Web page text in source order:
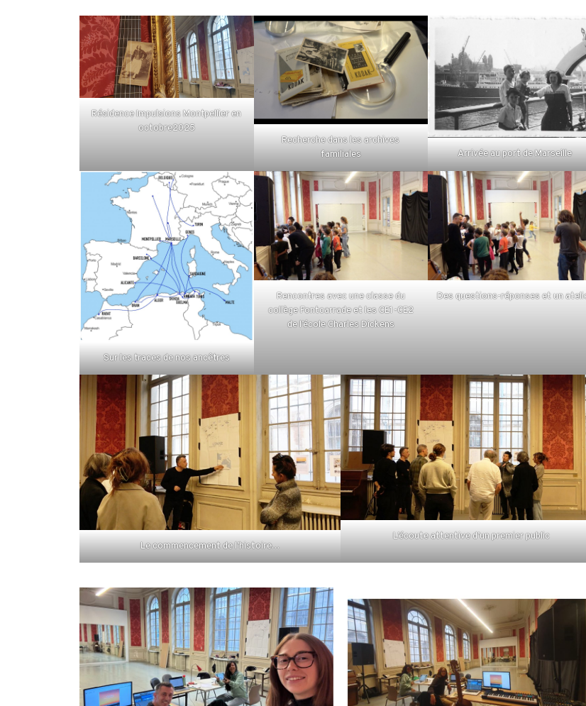
Résidence Impulsions Montpellier en
octobre2025
Recherche dans les archives
familiales
Arrivée au port de Marseille
Sur les traces de nos ancêtres
Rencontres avec une classe du
collège Fontcarrade et les CE1-CE2
de l’école Charles Dickens
Des questions-réponses et un
Le commencement de l’histoire…
L’écoute attentive d’un premier public